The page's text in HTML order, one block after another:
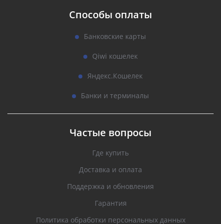
Способы оплаты
Банковские карты
Qiwi кошелек
Яндекс.Кошелек
Банки и терминалы
Частые вопросы
Где купить
Доставка и оплата
Поддержка и обновления
Гарантия
Политика обработки персональных данных